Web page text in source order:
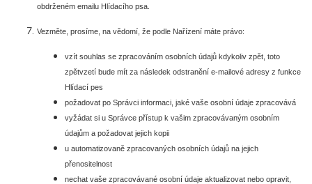
obdrženém emailu Hlídacího psa.
Vezměte, prosíme, na vědomí, že podle Nařízení máte právo:
vzít souhlas se zpracováním osobních údajů kdykoliv zpět, toto
zpětvzetí bude mít za následekodstranění e-mailové adresy z funkce
Hlídací pes
požadovat po Správci informaci, jaké vaše osobní údaje zpracovává
vyžádat si u Správce přístup k vašim zpracovávaným osobním
údajům a požadovat jejich kopii
u automatizovaně zpracovaných osobních údajů na jejich
přenositelnost
nechat vaše zpracovávané osobní údaje aktualizovat nebo opravit,